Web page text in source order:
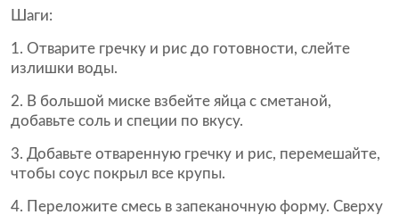
Шаги:
Отварите гречку и рис до готовности, слейте
излишки воды.
В большой миске взбейте яйца с сметаной,
добавьте соль и специи по вкусу.
Добавьте отваренную гречку и рис, перемешайте,
чтобы соус покрыл все крупы.
Переложите смесь в запеканочную форму. Сверху